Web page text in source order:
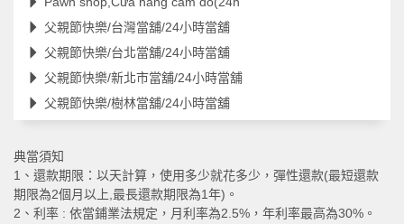
父親節快樂/台灣當舖/24小時當舖
父親節快樂/台北當舖/24小時當舖
父親節快樂/新北市當舖/24小時當舖
父親節快樂/樹林當舖/24小時當舖
典當須知
1、還款期限：以天計算，使用多少就花多少，彈性還款(最短還款
期限為2個月以上,最長還款期限為1年)。
2、利率 : 依當鋪業法規定，月利率為2.5%，年利率最高為30%。